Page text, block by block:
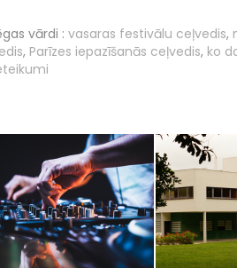
vārdi : vasaras festivālu ceļvedis,
, Parīzes iepazīšanās ceļvedis, ko